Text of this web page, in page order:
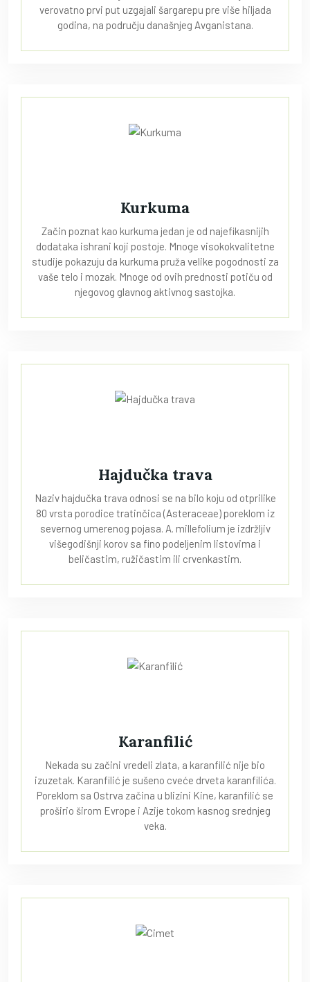
verovatno prvi put uzgajali šargarepu pre više hiljada
godina, na području današnjeg Avganistana.
Kurkuma
Začin poznat kao kurkuma jedan je od najefikasnijih
dodataka ishrani koji postoje. Mnoge visokokvalitetne
studije pokazuju da kurkuma pruža velike pogodnosti za
vaše telo i mozak. Mnoge od ovih prednosti potiču od
njegovog glavnog aktivnog sastojka.
Hajdučka trava
Naziv hajdučka trava odnosi se na bilo koju od otprilike
80 vrsta porodice tratinčica (Asteraceae) poreklom iz
severnog umerenog pojasa. A. millefolium je izdržljiv
višegodišnji korov sa fino podeljenim listovima i
beličastim, ružičastim ili crvenkastim.
Karanfilić
Nekada su začini vredeli zlata, a karanfilić nije bio
izuzetak. Karanfilić je sušeno cveće drveta karanfilića.
Poreklom sa Ostrva začina u blizini Kine, karanfilić se
proširio širom Evrope i Azije tokom kasnog srednjeg
veka.